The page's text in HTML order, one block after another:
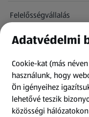
Felelősségvállalás
Információk
Kérdőív
Fizetési lehetőségek
Adatvédelmi
Cookie-kat (más
használunk, hogy
Ön igényeihez
lehetővé teszik
közösségi